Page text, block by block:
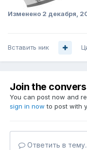
Изменено 2 декабря,
Вставить ник
Join the
You can post now and
sign in now to post with
Ответить в